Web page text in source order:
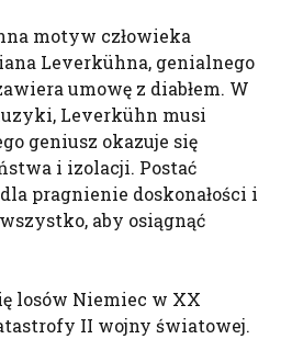
motyw człowieka
Leverkühna, genialnego
umowę z diabłem. W
Leverkühn musi
geniusz okazuje się
i izolacji. Postać
pragnienie doskonałości i
aby osiągnąć
losów Niemiec w XX
II wojny światowej.